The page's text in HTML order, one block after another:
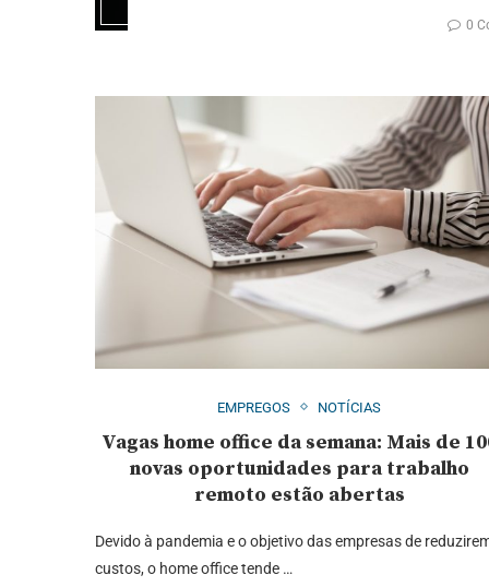
0
EMPREGOS NOTÍCIAS
Vagas home office da semana: Mais de
novas oportunidades para trabalho
remoto estão abertas
Devido à pandemia e o objetivo das empresas de
custos, o home office tende …